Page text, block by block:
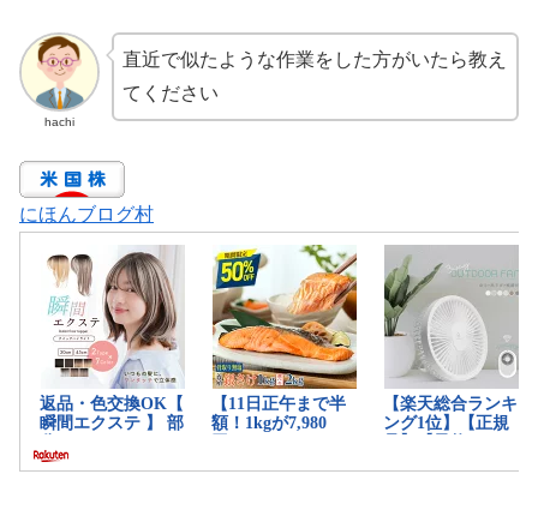
hachi
直近で似たような作業をした方がいたら教え
てください
にほんブログ村